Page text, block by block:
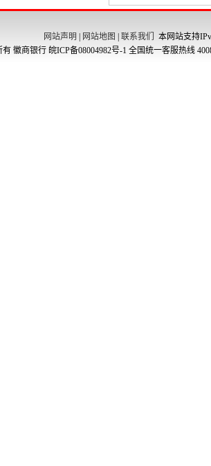
网站声明 网站地图 联系我们
本网站支持
有 徽商银行 皖ICP备08004982号-1 全国统一客服热线